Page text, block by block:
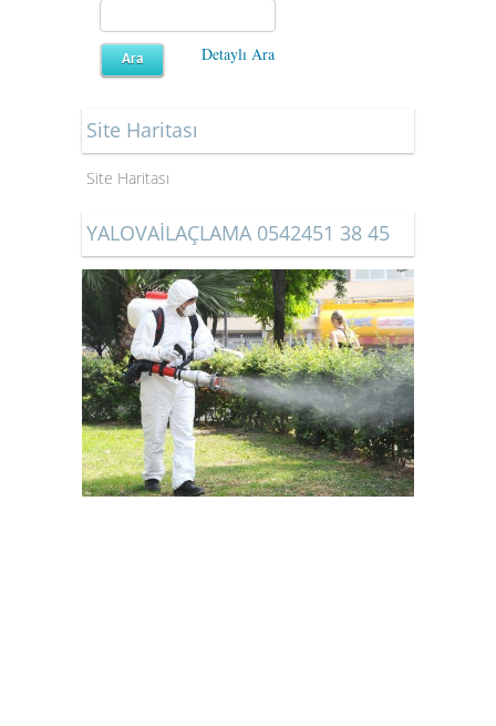
Detaylı Ara
Site Haritası
Site Haritası
YALOVAİLAÇLAMA 0542451 38 45